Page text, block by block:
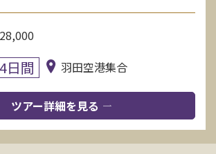
4日間 羽田空港集合
ツアー詳細を見る